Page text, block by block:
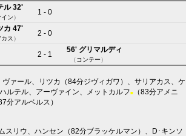
ル32'
ン）
1 - 0
カ 47'
ス ）
2 - 0
2 - 1
56' グリマルディ
（コンテー）
ヴァール リツカ （84分ジヴィガワ ）、 サリアカス
ケ
ハルテル アーヴァイン メットカルフ■ （83分アメニ
分アルベルス ）
ムスリウ ハンセン （82分ブラッケルマン ）、 D･キンソ